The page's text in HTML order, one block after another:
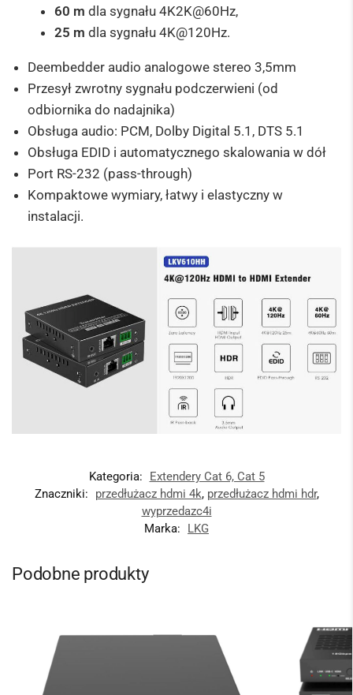
60 m dla sygnału 4K2K@60Hz,
25 m dla sygnału 4K@120Hz.
Deembedder audio analogowe stereo 3,5mm
Przesył zwrotny sygnału podczerwieni (od
odbiornika do nadajnika)
Obsługa audio: PCM, Dolby Digital 5.1, DTS 5.1
Obsługa EDID i automatycznego skalowania w dół
Port RS-232 (pass-through)
Kompaktowe wymiary, łatwy i elastyczny w
instalacji.
Kategoria:
Extendery Cat 6, Cat 5
Znaczniki:
przedłużacz hdmi 4k, przedłużacz hdmi hdr,
wyprzedazc4i
Marka:
LKG
Podobne produkty